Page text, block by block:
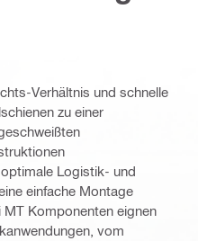
Verhältnis und schnelle
zu einer
Logistik- und
einfache Montage
MT Komponenten eignen
vom